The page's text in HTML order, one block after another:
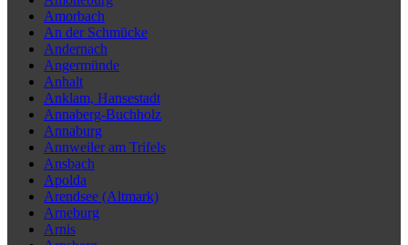
Amorbach
An der Schmücke
Andernach
Angermünde
Anhalt
Anklam, Hansestadt
Annaberg-Buchholz
Annaburg
Annweiler am Trifels
Ansbach
Apolda
Arendsee (Altmark)
Arneburg
Arnis